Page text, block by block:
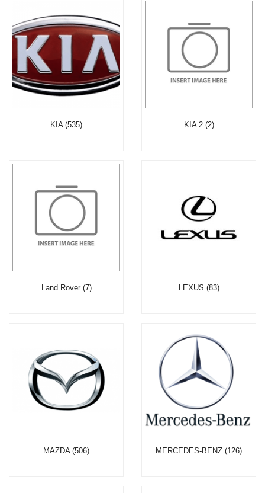
KIA (535) KIA 2 (2)
Land Rover (7) LEXUS (83)
MAZDA (506) MERCEDES-BENZ (126)